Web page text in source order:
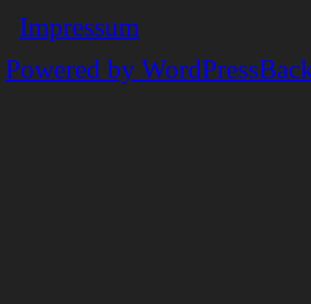
Impressum
Powered by WordPress